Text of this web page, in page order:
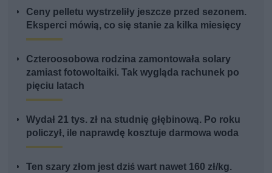
Ceny pelletu wystrzeliły jeszcze przed sezonem.
Eksperci mówią, co się stanie za kilka miesięcy
Czteroosobowa rodzina zamontowała solary
zamiast fotowoltaiki. Tak wygląda rachunek po
pięciu latach
Wydał 21 tys. zł na studnię głębinową. Po roku
policzył, ile naprawdę kosztuje darmowa woda
Ten szary złom jest dziś wart nawet 160 zł/kg.